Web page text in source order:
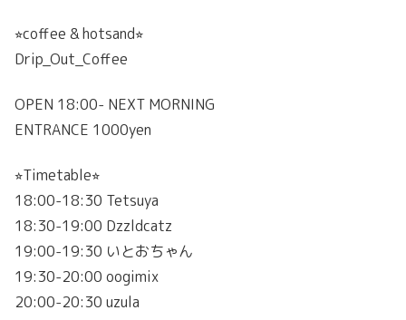
⭐︎coffee & hotsand⭐︎
Drip_Out_Coffee
OPEN 18:00- NEXT MORNING
ENTRANCE 1000yen
⭐︎Timetable⭐︎
18:00-18:30 Tetsuya
18:30-19:00 Dzzldcatz
19:00-19:30 いとおちゃん
19:30-20:00 oogimix
20:00-20:30 uzula